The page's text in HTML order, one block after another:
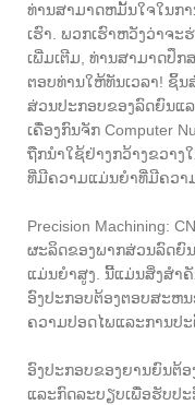
ທ່ານສາມາດຫມັ້ນໃຈໃນກ
ເຮົາ. ພວກເຮົາຫວັງວ່າຈະ
ເພີ່ມເຕີມ, ທ່ານສາມາດປຶກ
ຕອບທ່ານໃຫ້ທັນເວລາ! ຊິ້ນ
ສ່ວນປະກອບຂອງລົດຍົນແ
ເຄື່ອງກົນຈັກ Computer
ຖືກນໍາໃຊ້ຢ່າງກວ້າງຂວາ
ທີ່ມີຄວາມແມ່ນຍໍາທີ່ມີຄວາ
Precision Machining:
ຜະລິດຂອງພາກສ່ວນລົດຍົ
ແມ່ນຍໍາສູງ. ນີ້ແມ່ນສິ່ງສໍາ
ອົງປະກອບຕ້ອງຕອບສະຫ
ຄວາມປອດໄພແລະການປະ
ອົງປະກອບຂອງຍານຍົນຕ້
ແລະກົດລະບຽບເພື່ອຮັບປ